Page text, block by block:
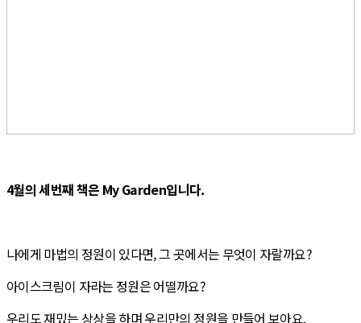
4월의 세번째 책은 My Garden입니다.
나에게 마법의 정원이 있다면, 그 곳에서는 무엇이 자랄까요?
아이스크림이 자라는 정원은 어떨까요?
우리도 재밌는 상상을 하며 우리만의 정원을 만들어 보아요.